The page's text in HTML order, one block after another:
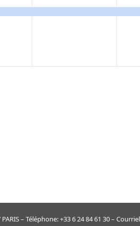
évènement,
PARIS – Téléphone: +33 6 24 84 61 30 –